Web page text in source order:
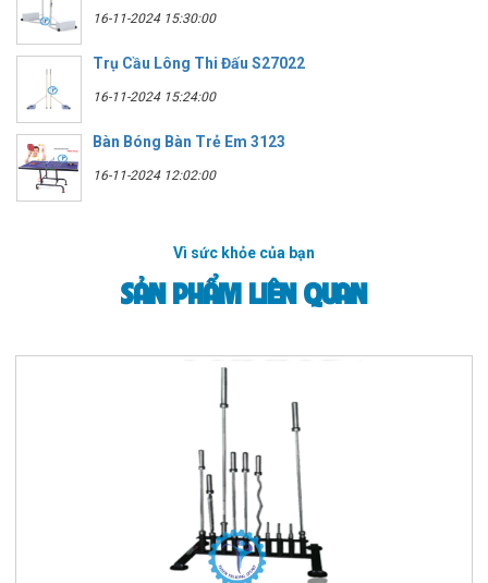
16-11-2024 15:30:00
Trụ Cầu Lông Thi Đấu S27022
16-11-2024 15:24:00
Bàn Bóng Bàn Trẻ Em 3123
16-11-2024 12:02:00
Vì sức khỏe của bạn
SẢN PHẨM LIÊN QUAN